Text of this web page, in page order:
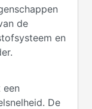
de
en
De